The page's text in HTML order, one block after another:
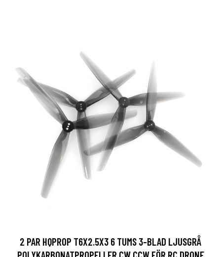
2 PAR HQPROP T6X2.5X3 6 TUMS 3-BLAD LJUSGRÅ